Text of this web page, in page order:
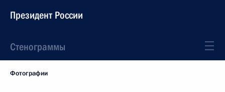
Президент России
Стенограммы
Фотографии